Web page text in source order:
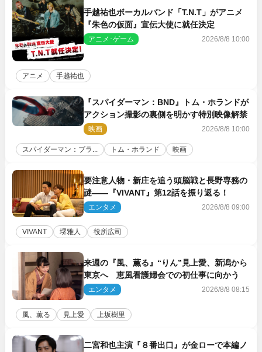
手越祐也ボーカルバンド「T.N.T」がアニメ
『朱色の仮面』宣伝大使に就任決定
アニメ･ゲーム 2026/8/8 10:00
アニメ 手越祐也
『スパイダーマン：BND』トム・ホランドが
アクション撮影の裏側を明かす特別映像解禁
映画 2026/8/8 10:00
スパイダーマン：ブラ... トム・ホランド 映画
要注意人物・新庄を追う頭脳戦と長野専務の
謎――『VIVANT』第12話を振り返る！
エンタメ 2026/8/8 09:00
VIVANT 堺雅人 役所広司
来週の『風、薫る』“りん”見上愛、新潟から
東京へ 恵風看護婦会での初仕事に向かう
エンタメ 2026/8/8 08:15
風、薫る 見上愛 上坂樹里
二宮和也主演『８番出口』が金ローで本編ノ